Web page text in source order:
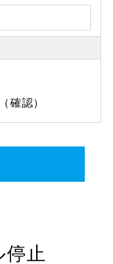
（確認）
停止